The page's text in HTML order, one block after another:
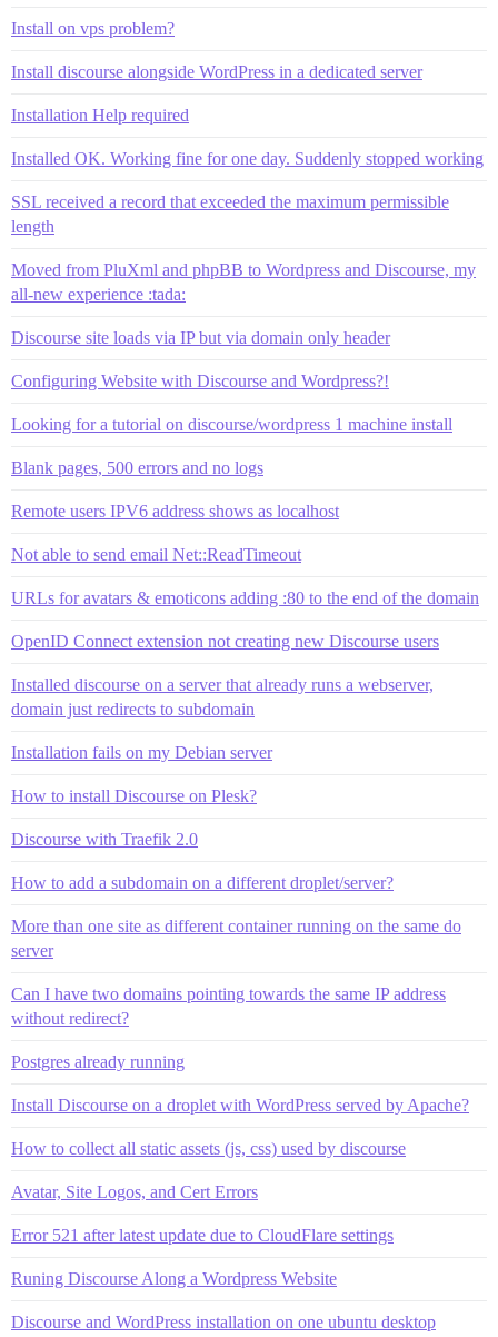
Install on vps problem?
Install discourse alongside WordPress in a dedicated server
Installation Help required
Installed OK. Working fine for one day. Suddenly stopped working
SSL received a record that exceeded the maximum permissible
length
Moved from PluXml and phpBB to Wordpress and Discourse, my
all-new experience :tada:
Discourse site loads via IP but via domain only header
Configuring Website with Discourse and Wordpress?!
Looking for a tutorial on discourse/wordpress 1 machine install
Blank pages, 500 errors and no logs
Remote users IPV6 address shows as localhost
Not able to send email Net::ReadTimeout
URLs for avatars & emoticons adding :80 to the end of the domain
OpenID Connect extension not creating new Discourse users
Installed discourse on a server that already runs a webserver,
domain just redirects to subdomain
Installation fails on my Debian server
How to install Discourse on Plesk?
Discourse with Traefik 2.0
How to add a subdomain on a different droplet/server?
More than one site as different container running on the same do
server
Can I have two domains pointing towards the same IP address
without redirect?
Postgres already running
Install Discourse on a droplet with WordPress served by Apache?
How to collect all static assets (js, css) used by discourse
Avatar, Site Logos, and Cert Errors
Error 521 after latest update due to CloudFlare settings
Runing Discourse Along a Wordpress Website
Discourse and WordPress installation on one ubuntu desktop